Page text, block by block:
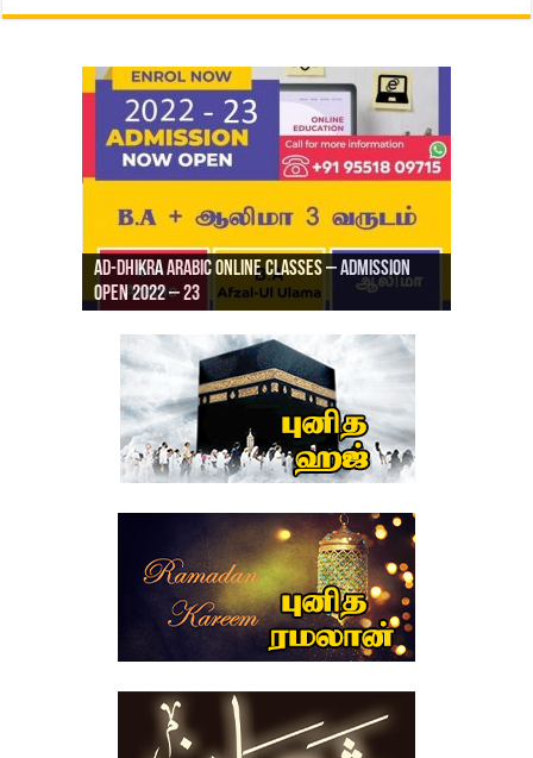
Ad-Dhikra Arabic Online Classes – Admission
Open 2022 – 23
Ad-Dhikra Arabic Online Classes – BA Arabic
AD DHIKRA ARABIC COLLEGE ADMISSION
ரியாத் ஜும்ஆ தமிழாக்கம், Jamia Al Hajiri
Masjid (Kuwait Masjid), Malaz, Riyadh